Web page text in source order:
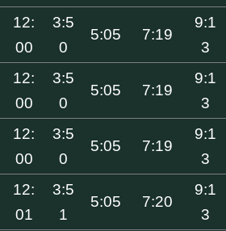
12:
00
3:5
0
5:05 7:19
9:1
3
12:
00
3:5
0
5:05 7:19
9:1
3
12:
00
3:5
0
5:05 7:19
9:1
3
12:
01
3:5
1
5:05 7:20
9:1
3